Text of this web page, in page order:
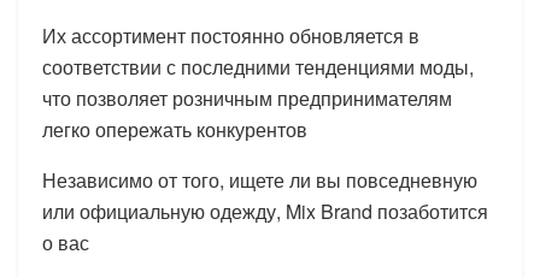
Их ассортимент постоянно обновляется в
соответствии с последними тенденциями моды,
что позволяет розничным предпринимателям
легко опережать конкурентов
Независимо от того, ищете ли вы повседневную
или официальную одежду, Mix Brand позаботится
о вас